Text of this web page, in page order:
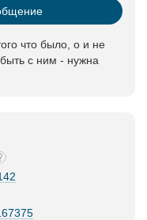
что было, о и не
с ним - нужна